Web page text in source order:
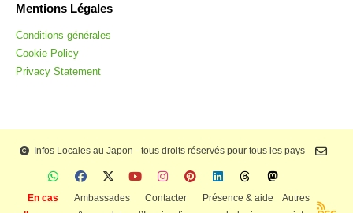
Mentions Légales
Conditions générales
Cookie Policy
Privacy Statement
Infos Locales au Japon - tous droits réservés pour tous les pays
En cas
Ambassades
Contacter
Présence & aide
Autres